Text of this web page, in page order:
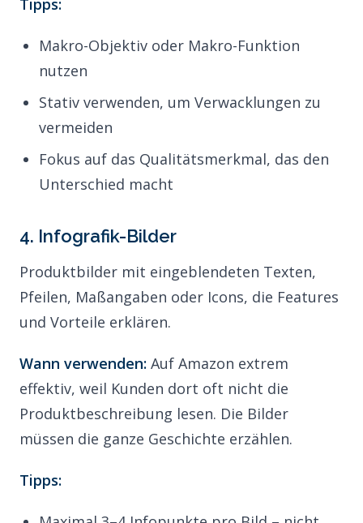
Tipps:
Makro-Objektiv oder Makro-Funktion
nutzen
Stativ verwenden, um Verwacklungen zu
vermeiden
Fokus auf das Qualitätsmerkmal, das den
Unterschied macht
4. Infografik-Bilder
Produktbilder mit eingeblendeten Texten,
Pfeilen, Maßangaben oder Icons, die Features
und Vorteile erklären.
Wann verwenden: Auf Amazon extrem
effektiv, weil Kunden dort oft nicht die
Produktbeschreibung lesen. Die Bilder
müssen die ganze Geschichte erzählen.
Tipps: